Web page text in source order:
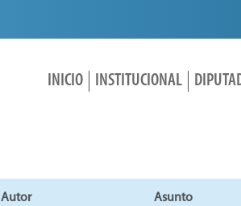
INICIO INSTITUCIONAL
Autor Asunto